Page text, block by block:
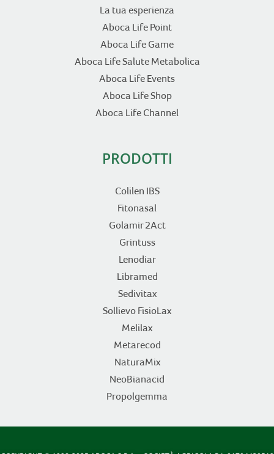
La tua esperienza
Aboca Life Point
Aboca Life Game
Aboca Life Salute Metabolica
Aboca Life Events
Aboca Life Shop
Aboca Life Channel
PRODOTTI
Colilen IBS
Fitonasal
Golamir 2Act
Grintuss
Lenodiar
Libramed
Sedivitax
Sollievo FisioLax
Melilax
Metarecod
NaturaMix
NeoBianacid
Propolgemma